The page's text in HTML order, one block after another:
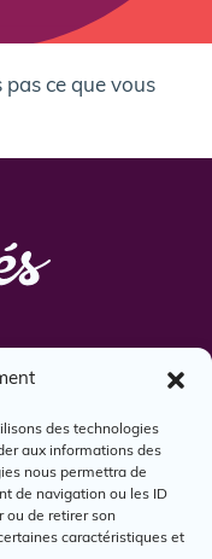
des technologies
aux informations des
nous permettra de
de navigation ou les ID
ou de retirer son
caractéristiques et
pas ce que vous